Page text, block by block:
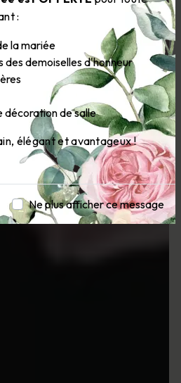
:
la mariée
des demoiselles d'honneur
décoration de salle
élégant et avantageux !
Ne plus afficher ce message